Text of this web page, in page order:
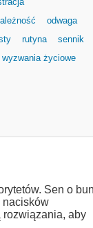
odwaga
rutyna
sennik
wyzwania życiowe
Sen o
nacisków
rozwiązania, aby